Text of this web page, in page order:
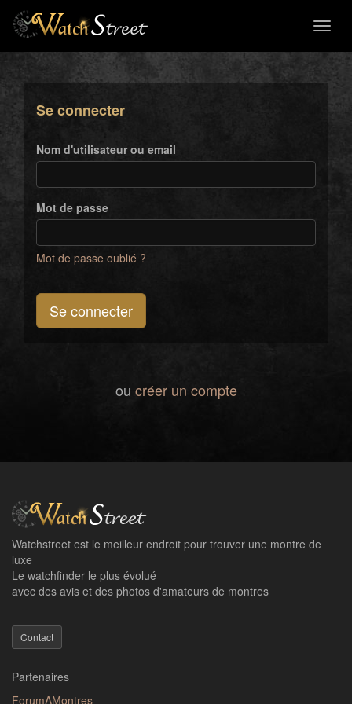
Se connecter
Nom d'utilisateur ou email
Mot de passe
Mot de passe oublié ?
Se connecter
ou créer un compte
Watchstreet est le meilleur endroit pour trouver une montre de
luxe
Le watchfinder le plus évolué
avec des avis et des photos d'amateurs de montres
Contact
Partenaires
ForumAMontres